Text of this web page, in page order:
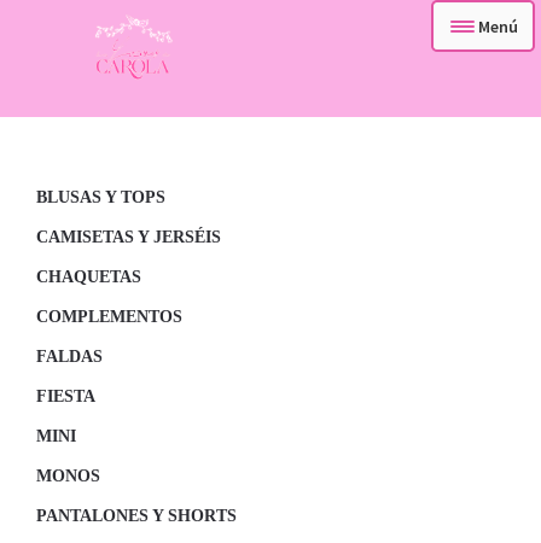
navegación
Menú
BLUSAS Y TOPS
CAMISETAS Y JERSÉIS
CHAQUETAS
COMPLEMENTOS
FALDAS
FIESTA
MINI
MONOS
PANTALONES Y SHORTS